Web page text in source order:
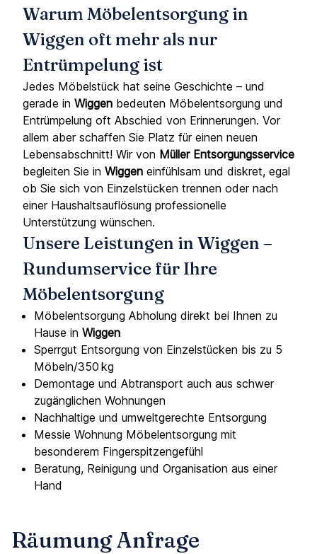
Warum Möbelentsorgung in
Wiggen oft mehr als nur
Entrümpelung ist
Jedes Möbelstück hat seine Geschichte – und
gerade in Wiggen bedeuten Möbelentsorgung und
Entrümpelung oft Abschied von Erinnerungen. Vor
allem aber schaffen Sie Platz für einen neuen
Lebensabschnitt! Wir von Müller Entsorgungsservice
begleiten Sie in Wiggen einfühlsam und diskret, egal
ob Sie sich von Einzelstücken trennen oder nach
einer Haushaltsauflösung professionelle
Unterstützung wünschen.
Unsere Leistungen in Wiggen –
Rundumservice für Ihre
Möbelentsorgung
Möbelentsorgung Abholung direkt bei Ihnen zu
Hause in Wiggen
Sperrgut Entsorgung von Einzelstücken bis zu 5
Möbeln/350 kg
Demontage und Abtransport auch aus schwer
zugänglichen Wohnungen
Nachhaltige und umweltgerechte Entsorgung
Messie Wohnung Möbelentsorgung mit
besonderem Fingerspitzengefühl
Beratung, Reinigung und Organisation aus einer
Hand
Räumung Anfrage